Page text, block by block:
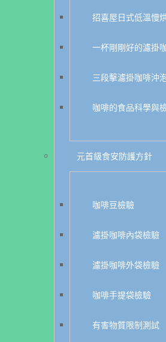
招喜屋日式低溫慢
一杯剛剛好的濾掛
三段擊濾掛咖啡沖
咖啡的食品科學與
元首級食安防護方針
咖啡豆檢驗
濾掛咖啡內袋檢驗
濾掛咖啡外袋檢驗
咖啡手提袋檢驗
有害物質限制測試